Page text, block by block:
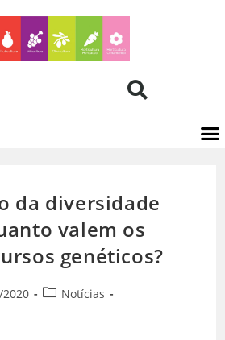
da diversidade
valem os
genéticos?
Notícias